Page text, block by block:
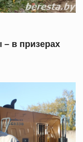
в призерах